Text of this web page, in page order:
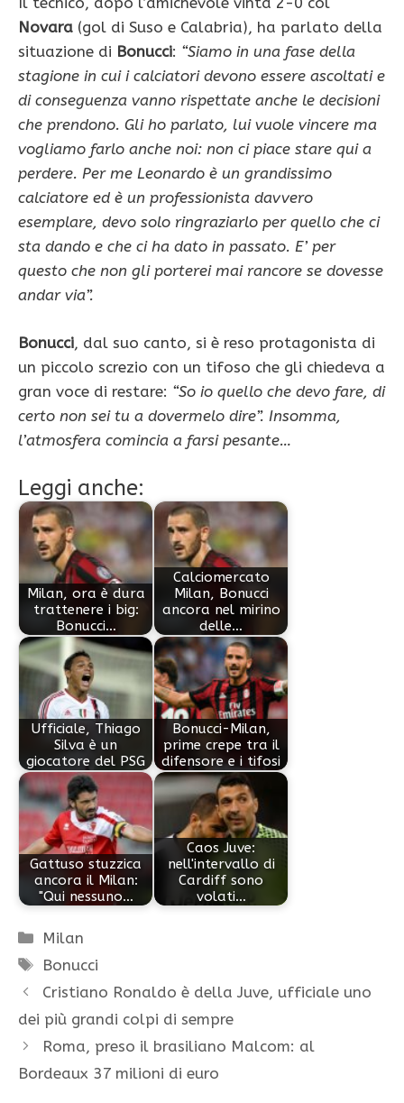
Novara (gol di Suso e Calabria), ha parlato della
situazione di Bonucci: “Siamo in una fase della
stagione in cui i calciatori devono essere ascoltati e
di conseguenza vanno rispettate anche le decisioni
che prendono. Gli ho parlato, lui vuole vincere ma
vogliamo farlo anche noi: non ci piace stare qui a
perdere. Per me Leonardo è un grandissimo
calciatore ed è un professionista davvero
esemplare, devo solo ringraziarlo per quello che ci
sta dando e che ci ha dato in passato. E’ per
questo che non gli porterei mai rancore se dovesse
andar via”.
Bonucci, dal suo canto, si è reso protagonista di
un piccolo screzio con un tifoso che gli chiedeva a
gran voce di restare: “So io quello che devo fare, di
certo non sei tu a dovermelo dire”. Insomma,
l’atmosfera comincia a farsi pesante…
Leggi anche:
Milan, ora è dura
trattenere i big:
Bonucci…
Calciomercato
Milan, Bonucci
ancora nel mirino
delle…
Ufficiale, Thiago
Silva è un
giocatore del PSG
Bonucci-Milan,
prime crepe tra il
difensore e i tifosi
Gattuso stuzzica
ancora il Milan:
"Qui nessuno…
Caos Juve:
nell'intervallo di
Cardiff sono
volati…
Categorie
Milan
Tag
Bonucci
Cristiano Ronaldo è della Juve, ufficiale uno
dei più grandi colpi di sempre
Roma, preso il brasiliano Malcom: al
Bordeaux 37 milioni di euro